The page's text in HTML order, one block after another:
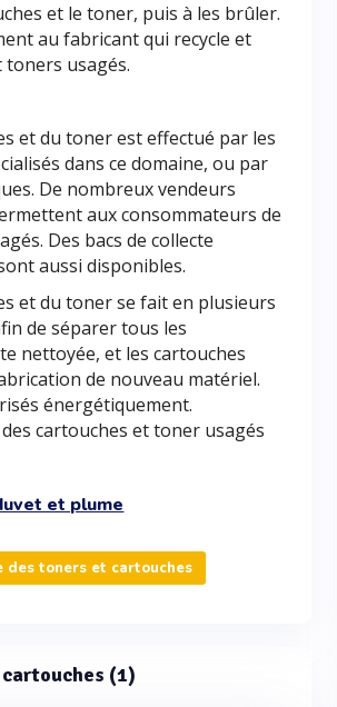
et le toner, puis à les brûler.
au fabricant qui recycle et
toners usagés.
et du toner est effectué par les
dans ce domaine, ou par
De nombreux vendeurs
aux consommateurs de
Des bacs de collecte
aussi disponibles.
et du toner se fait en plusieurs
de séparer tous les
nettoyée, et les cartouches
de nouveau matériel.
énergétiquement.
cartouches et toner usagés
et plume
des toners et cartouches
(1)